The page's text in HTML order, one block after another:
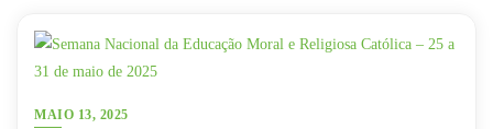
MAIO 13, 2025